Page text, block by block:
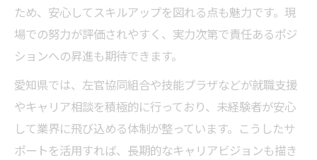
ため、安心してスキルアップを図れる点も魅力です。現
場での努力が評価されやすく、実力次第で責任あるポジ
ションへの昇進も期待できます。
愛知県では、左官協同組合や技能プラザなどが就職支援
やキャリア相談を積極的に行っており、未経験者が安心
して業界に飛び込める体制が整っています。こうしたサ
ポートを活用すれば、長期的なキャリアビジョンも描き